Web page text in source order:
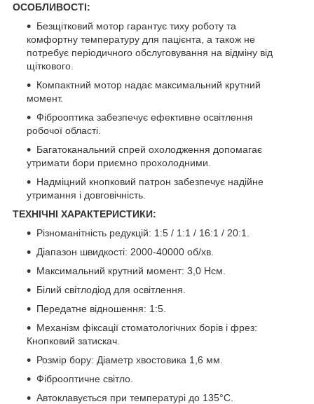
ОСОБЛИВОСТІ:
Безщітковий мотор гарантує тиху роботу та
комфортну температуру для пацієнта, а також не
потребує періодичного обслуговування на відміну від
щіткового.
Компактний мотор надає максимальний крутний
момент.
Фіброоптика забезпечує ефективне освітлення
робочої області.
Багатоканальний спрей охолодження допомагає
утримати бори приємно прохолодними.
Надміцний кнопковий патрон забезпечує надійне
утримання і довговічність.
ТЕХНІЧНІ ХАРАКТЕРИСТИКИ:
Різноманітність редукцій: 1:5 / 1:1 / 16:1 / 20:1.
Діапазон швидкості: 2000-40000 об/хв.
Максимальний крутний момент: 3,0 Нсм.
Білий світлодіод для освітлення.
Передатне відношення: 1:5.
Механізм фіксації стоматологічних борів і фрез:
Кнопковий затискач.
Розмір бору: Діаметр хвостовика 1,6 мм.
Фіброоптичне світло.
Автоклавується при температурі до 135°C.